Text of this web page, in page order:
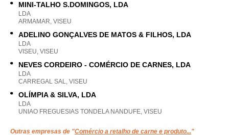
MINI-TALHO S.DOMINGOS, LDA
LDA
ARMAMAR, VISEU
ADELINO GONÇALVES DE MATOS & FILHOS, LDA
LDA
VISEU, VISEU
NEVES CORDEIRO - COMÉRCIO DE CARNES, LDA
LDA
CARREGAL SAL, VISEU
OLÍMPIA & SILVA, LDA
LDA
UNIAO FREGUESIAS TONDELA NANDUFE, VISEU
Outras empresas de "Comércio a retalho de carne e produto..."